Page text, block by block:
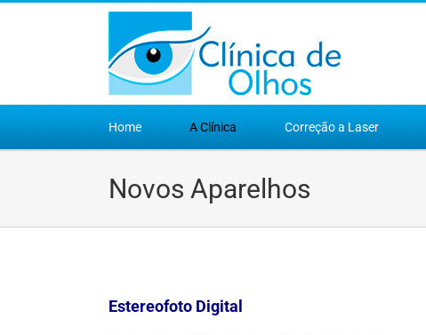
Home A Clínica Correção a Laser
Novos Aparelhos
Estereofoto Digital